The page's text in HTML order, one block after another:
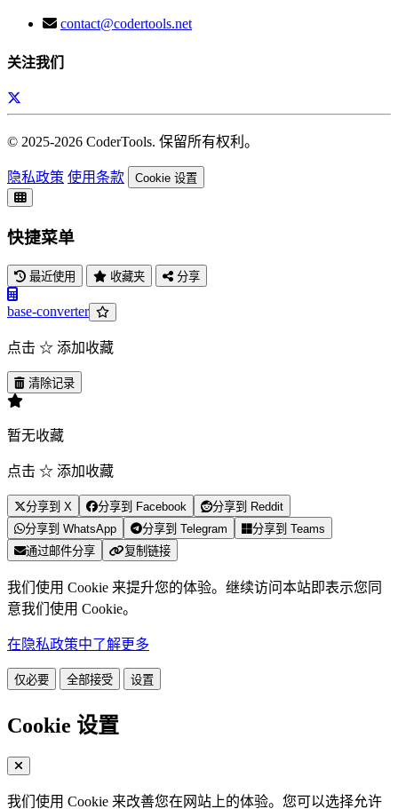
contact@codertools.net
关注我们
© 2025-2026 CoderTools. 保留所有权利。
隐私政策 使用条款 Cookie 设置
快捷菜单
最近使用 收藏夹 分享
base-converter
点击 ☆ 添加收藏
清除记录
暂无收藏
点击 ☆ 添加收藏
分享到 X 分享到 Facebook
分享到 Reddit
分享到 WhatsApp
分享到 Telegram
分享到 Teams
通过邮件分享
复制链接
我们使用 Cookie 来提升您的体验。继续访问本站即表示您同
意我们使用 Cookie。
在隐私政策中了解更多
仅必要 全部接受 设置
Cookie 设置
我们使用 Cookie 来改善您在网站上的体验。您可以选择允许